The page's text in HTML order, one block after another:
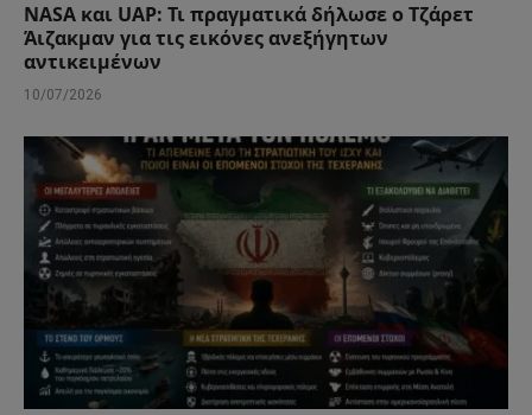
NASA και UAP: Τι πραγματικά δήλωσε ο Τζάρετ
Άιζακμαν για τις εικόνες ανεξήγητων
αντικειμένων
10/07/2026